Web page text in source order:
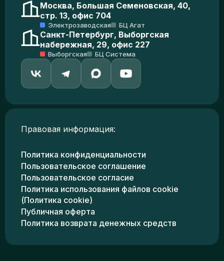
Москва, Большая Семеновская, 40,
стр. 13, офис 704
Электрозаводская БЦ Агат
Санкт-Петербург, Выборгская
набережная, 29, офис 227
Выборгская БЦ Система
Правовая информация:
Политика конфиденциальности
Пользовательское соглашение
Пользовательское согласие
Политика использования файлов cookie
(Политика cookie)
Публичная оферта
Политика возврата денежных средств